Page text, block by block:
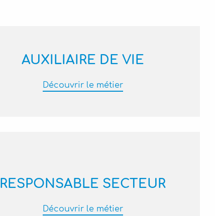
AUXILIAIRE DE VIE
Découvrir le métier
RESPONSABLE SECTEUR
Découvrir le métier